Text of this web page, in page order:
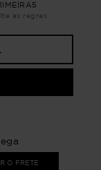
as regras
O FRETE